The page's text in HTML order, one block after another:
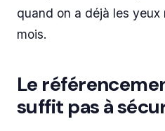
quand on a déjà les yeux
mois.
Le
suffit pas à